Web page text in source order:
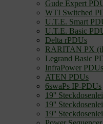
Gude Expert
WTI Switched
U.T.E. Smart
U.T.E. Basic
Delta rPDUs
RARITAN PX
Legrand Basic
InfraPower
ATEN PDUs
6swaPs IP-PDUs
19''
19''
19''